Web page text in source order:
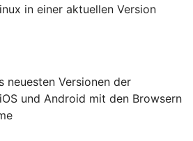
in einer aktuellen Version
neuesten Versionen der
und Android mit den Browsern